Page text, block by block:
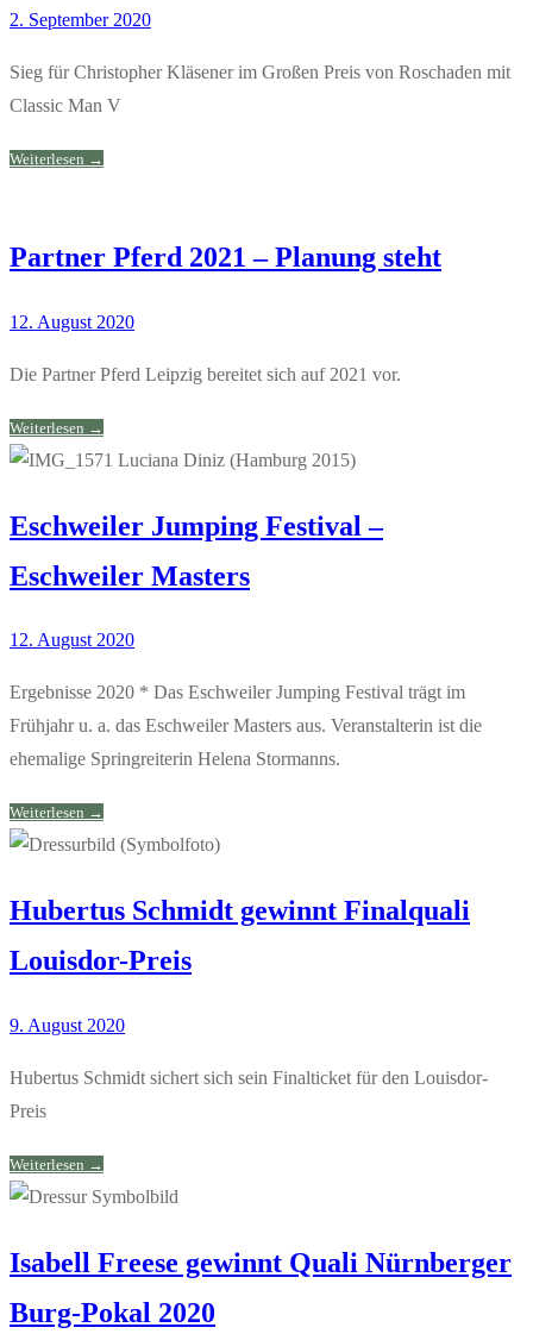
2. September 2020
Sieg für Christopher Kläsener im Großen Preis von Roschaden mit
Classic Man V
Weiterlesen →
Partner Pferd 2021 – Planung steht
12. August 2020
Die Partner Pferd Leipzig bereitet sich auf 2021 vor.
Weiterlesen →
Eschweiler Jumping Festival –
Eschweiler Masters
12. August 2020
Ergebnisse 2020 * Das Eschweiler Jumping Festival trägt im
Frühjahr u. a. das Eschweiler Masters aus. Veranstalterin ist die
ehemalige Springreiterin Helena Stormanns.
Weiterlesen →
Hubertus Schmidt gewinnt Finalquali
Louisdor-Preis
9. August 2020
Hubertus Schmidt sichert sich sein Finalticket für den Louisdor-
Preis
Weiterlesen →
Isabell Freese gewinnt Quali Nürnberger
Burg-Pokal 2020